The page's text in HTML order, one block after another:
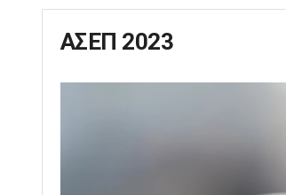
ΑΣΕΠ 2023